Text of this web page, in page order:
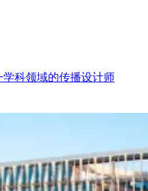
科领域的传播设计师